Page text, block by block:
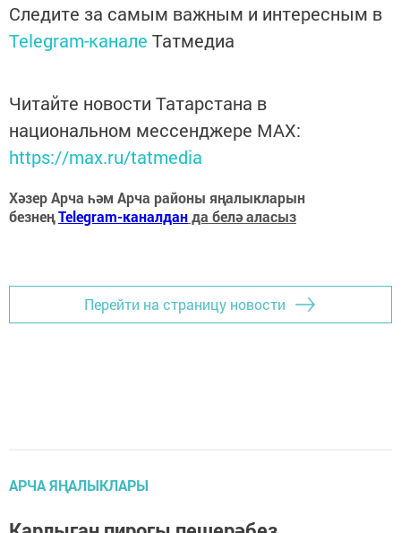
Следите за самым важным и интересным в
Telegram-канале Татмедиа
Читайте новости Татарстана в
национальном мессенджере MАХ:
https://max.ru/tatmedia
Хәзер Арча һәм Арча районы яңалыкларын
безнеңTelegram-каналданда белә аласыз
Перейти на страницу новости
АРЧА ЯҢАЛЫКЛАРЫ